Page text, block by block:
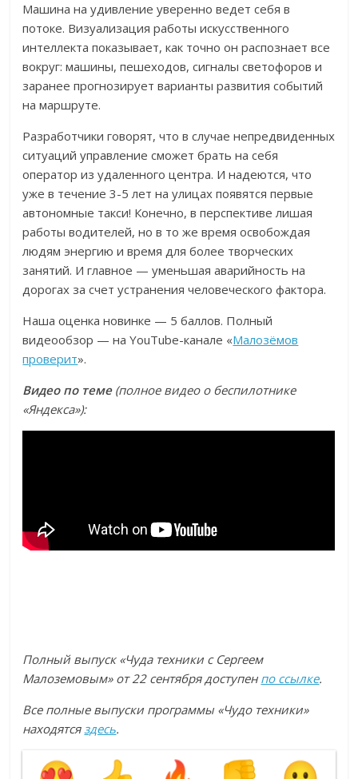
Машина на удивление уверенно ведет себя в
потоке. Визуализация работы искусственного
интеллекта показывает, как точно он распознает все
вокруг: машины, пешеходов, сигналы светофоров и
заранее прогнозирует варианты развития событий
на маршруте.
Разработчики говорят, что в случае непредвиденных
ситуаций управление сможет брать на себя
оператор из удаленного центра. И надеются, что
уже в течение 3-5 лет на улицах появятся первые
автономные такси! Конечно, в перспективе лишая
работы водителей, но в то же время освобождая
людям энергию и время для более творческих
занятий. И главное — уменьшая аварийность на
дорогах за счет устранения человеческого фактора.
Наша оценка новинке — 5 баллов. Полный
видеообзор — на YouTube-канале «Малозёмов
проверит».
Видео по теме(полное видео о беспилотнике
«Яндекса»):
Полный выпуск «Чуда техники с Сергеем
Малоземовым» от 22 сентября доступен по ссылке.
Все полные выпуски программы «Чудо техники»
находятсяздесь.